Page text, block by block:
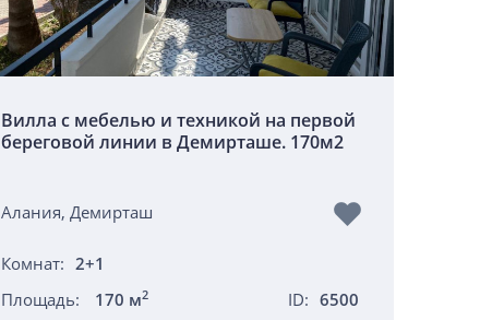
Вилла с мебелью и техникой на первой
береговой линии в Демирташе. 170м2
Алания, Демирташ
Комнат: 2+1
Площадь:
170 м2 ID: 6500